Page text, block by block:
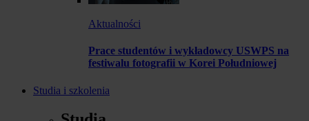
Aktualności
Prace studentów i wykładowcy USWPS na
festiwalu fotografii w Korei Południowej
Studia i szkolenia